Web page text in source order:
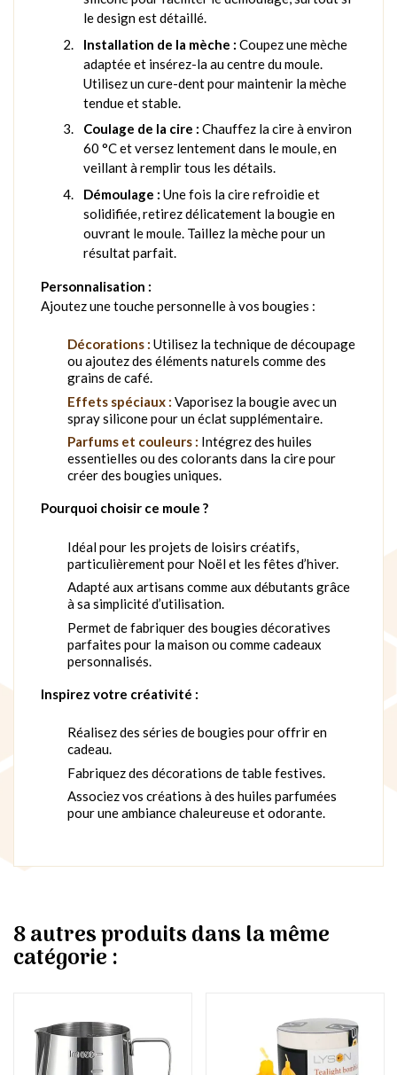
le design est détaillé.
Installation de la mèche : Coupez une mèche
adaptée et insérez-la au centre du moule.
Utilisez un cure-dent pour maintenir la mèche
tendue et stable.
Coulage de la cire : Chauffez la cire à environ
60 °C et versez lentement dans le moule, en
veillant à remplir tous les détails.
Démoulage : Une fois la cire refroidie et
solidifiée, retirez délicatement la bougie en
ouvrant le moule. Taillez la mèche pour un
résultat parfait.
Personnalisation :
Ajoutez une touche personnelle à vos bougies :
Décorations : Utilisez la technique de découpage
ou ajoutez des éléments naturels comme des
grains de café.
Effets spéciaux : Vaporisez la bougie avec un
spray silicone pour un éclat supplémentaire.
Parfums et couleurs : Intégrez des huiles
essentielles ou des colorants dans la cire pour
créer des bougies uniques.
Pourquoi choisir ce moule ?
Idéal pour les projets de loisirs créatifs,
particulièrement pour Noël et les fêtes d’hiver.
Adapté aux artisans comme aux débutants grâce
à sa simplicité d’utilisation.
Permet de fabriquer des bougies décoratives
parfaites pour la maison ou comme cadeaux
personnalisés.
Inspirez votre créativité :
Réalisez des séries de bougies pour offrir en
cadeau.
Fabriquez des décorations de table festives.
Associez vos créations à des huiles parfumées
pour une ambiance chaleureuse et odorante.
8 autres produits dans la même
catégorie :